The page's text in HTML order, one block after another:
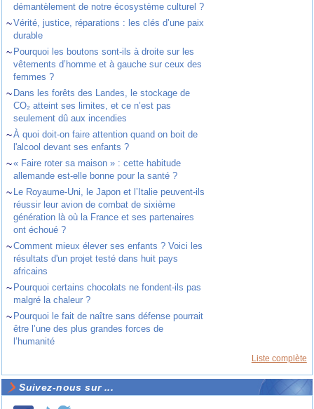
démantèlement de notre écosystème culturel ?
~Vérité, justice, réparations : les clés d’une paix
durable
~ Pourquoi les boutons sont-ils à droite sur les
vêtements d’homme et à gauche sur ceux des
femmes ?
~ Dans les forêts des Landes, le stockage de
CO₂ atteint ses limites, et ce n’est pas
seulement dû aux incendies
~À quoi doit-on faire attention quand on boit de
l'alcool devant ses enfants ?
~« Faire roter sa maison » : cette habitude
allemande est-elle bonne pour la santé ?
~ Le Royaume-Uni, le Japon et l’Italie peuvent-ils
réussir leur avion de combat de sixième
génération là où la France et ses partenaires
ont échoué ?
~Comment mieux élever ses enfants ? Voici les
résultats d'un projet testé dans huit pays
africains
~ Pourquoi certains chocolats ne fondent-ils pas
malgré la chaleur ?
~ Pourquoi le fait de naître sans défense pourrait
être l’une des plus grandes forces de
l’humanité
Liste complète
Suivez-nous sur ...